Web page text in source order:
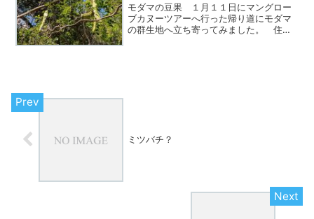
モダマの豆果 １月１１日にマングロー
ブカヌーツアーへ行った帰り道にモダマ
の群生地へ立ち寄ってみました。 住用
ミツバチ？